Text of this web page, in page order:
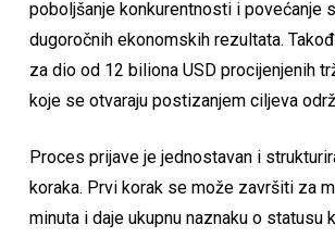
poboljšanje konkurentnosti i povećanje
dugoročnih ekonomskih rezultata.
za dio od 12 biliona USD procijenjenih
koje se otvaraju postizanjem ciljeva
Proces prijave je jednostavan i
koraka. Prvi korak se može završiti za
minuta i daje ukupnu naznaku o statusu